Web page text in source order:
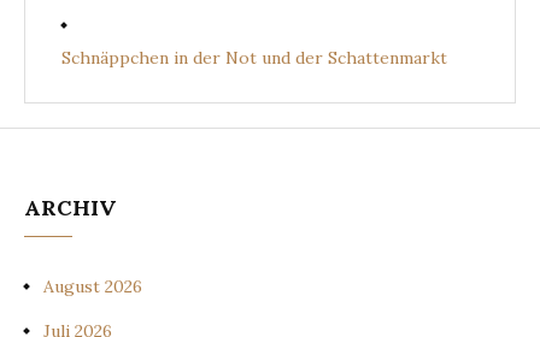
Schnäppchen in der Not und der Schattenmarkt
ARCHIV
August 2026
Juli 2026